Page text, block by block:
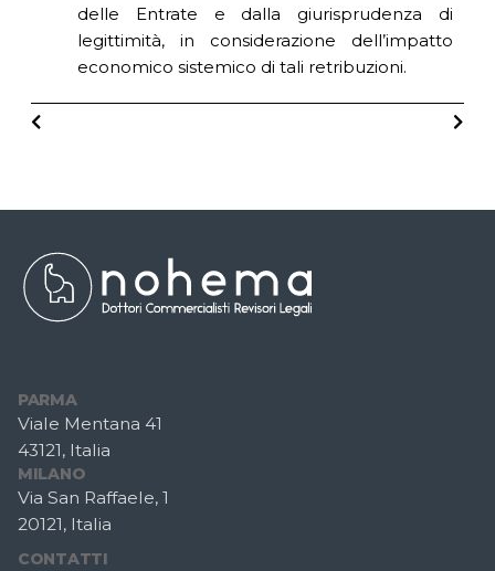
delle Entrate e dalla giurisprudenza di
legittimità, in considerazione dell’impatto
economico sistemico di tali retribuzioni.
PARMA
Viale Mentana 41
43121, Italia
MILANO
Via San Raffaele, 1
20121, Italia
CONTATTI